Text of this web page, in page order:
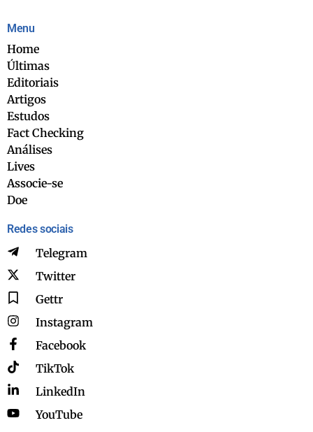
Menu
Home
Últimas
Editoriais
Artigos
Estudos
Fact Checking
Análises
Lives
Associe-se
Doe
Redes sociais
Telegram
Twitter
Gettr
Instagram
Facebook
TikTok
LinkedIn
YouTube